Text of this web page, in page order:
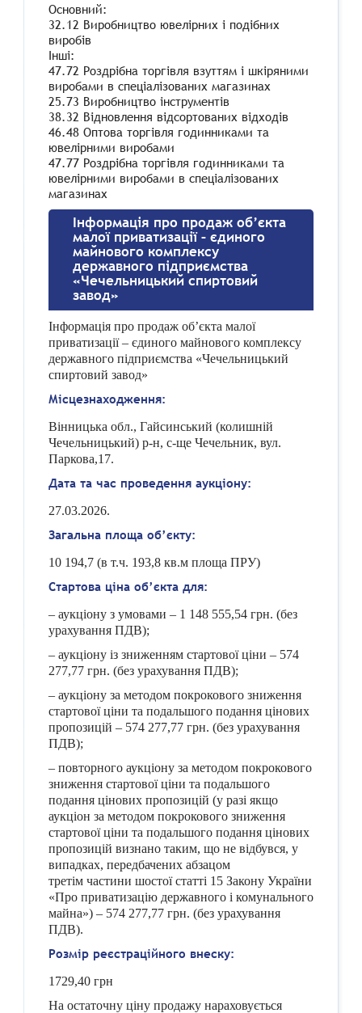
Основний:
32.12 Виробництво ювелірних і подібних
виробів
Інші:
47.72 Роздрібна торгівля взуттям і шкіряними
виробами в спеціалізованих магазинах
25.73 Виробництво інструментів
38.32 Відновлення відсортованих відходів
46.48 Оптова торгівля годинниками та
ювелірними виробами
47.77 Роздрібна торгівля годинниками та
ювелірними виробами в спеціалізованих
магазинах
Інформація про продаж об’єкта
малої приватизації – єдиного
майнового комплексу
державного підприємства
«Чечельницький спиртовий
завод»
Інформація про продаж об’єкта малої
приватизації – єдиного майнового комплексу
державного підприємства «Чечельницький
спиртовий завод»
Місцезнаходження:
Вінницька обл., Гайсинський (колишній
Чечельницький) р-н, с-ще Чечельник, вул.
Паркова,17.
Дата та час проведення аукціону:
27.03.2026.
Загальна площа об’єкту:
10 194,7 (в т.ч. 193,8 кв.м площа ПРУ)
Стартова ціна об’єкта для:
– аукціону з умовами – 1 148 555,54 грн. (без
урахування ПДВ);
– аукціону із зниженням стартової ціни – 574
277,77 грн. (без урахування ПДВ);
– аукціону за методом покрокового зниження
стартової ціни та подальшого подання цінових
пропозицій – 574 277,77 грн. (без урахування
ПДВ);
– повторного аукціону за методом покрокового
зниження стартової ціни та подальшого
подання цінових пропозицій (у разі якщо
аукціон за методом покрокового зниження
стартової ціни та подальшого подання цінових
пропозицій визнано таким, що не відбувся, у
випадках, передбачених абзацом
третім частини шостої статті 15 Закону України
«Про приватизацію державного і комунального
майна») – 574 277,77 грн. (без урахування
ПДВ).
Розмір реєстраційного внеску:
1729,40 грн
На остаточну ціну продажу нараховується